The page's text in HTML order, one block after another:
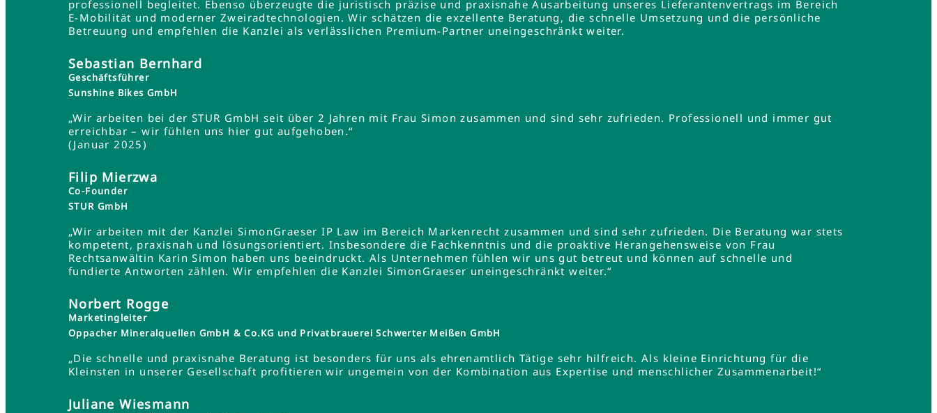
professionell begleitet. Ebenso überzeugte die juristisch präzise und praxisnahe Ausarbeitung unseres Lieferantenvertrags im Bereich
E-Mobilität und moderner Zweiradtechnologien. Wir schätzen die exzellente Beratung, die schnelle Umsetzung und die persönliche
Betreuung und empfehlen die Kanzlei als verlässlichen Premium-Partner uneingeschränkt weiter.
Sebastian Bernhard
Geschäftsführer
Sunshine Bikes GmbH
„Wir arbeiten bei der STUR GmbH seit über 2 Jahren mit Frau Simon zusammen und sind sehr zufrieden. Professionell und immer gut
erreichbar – wir fühlen uns hier gut aufgehoben.“
(Januar 2025)
Filip Mierzwa
Co-Founder
STUR GmbH
„Wir arbeiten mit der Kanzlei SimonGraeser IP Law im Bereich Markenrecht zusammen und sind sehr zufrieden. Die Beratung war stets
kompetent, praxisnah und lösungsorientiert. Insbesondere die Fachkenntnis und die proaktive Herangehensweise von Frau
Rechtsanwältin Karin Simon haben uns beeindruckt. Als Unternehmen fühlen wir uns gut betreut und können auf schnelle und
fundierte Antworten zählen. Wir empfehlen die Kanzlei SimonGraeser uneingeschränkt weiter.“
Norbert Rogge
Marketingleiter
Oppacher Mineralquellen GmbH & Co.KG und Privatbrauerei Schwerter Meißen GmbH
„Die schnelle und praxisnahe Beratung ist besonders für uns als ehrenamtlich Tätige sehr hilfreich. Als kleine Einrichtung für die
Kleinsten in unserer Gesellschaft profitieren wir ungemein von der Kombination aus Expertise und menschlicher Zusammenarbeit!“
Juliane Wiesmann